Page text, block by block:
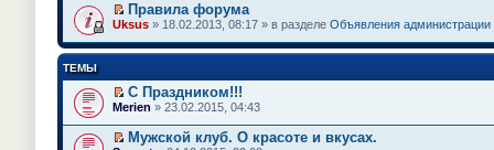
е
й
т
и
п
е
р
о
м
П
р
т
и
к
п
е
Правила форума
Uksus » 18.02.2013, 08:17 » в разделе Объявления администрации
ТЕМЫ
П
р
е
С Праздником!!!
Merien » 23.02.2015, 04:43
Мужской клуб. О красоте и вкусах.